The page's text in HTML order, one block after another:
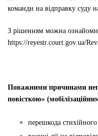
команди на відправку суду
З рішенням можна
https://reyestr.court.gov.ua/
Поважними причинами
повісткою»
перешкода стихійного